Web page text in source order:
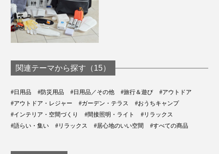
関連テーマから探す（15）
#日用品 #防災用品 #日用品／その他 #旅行＆遊び
#アウトドア
#アウトドア・レジャー
#ガーデン・テラス
#おうちキャンプ
#インテリア・空間づくり
#間接照明・ライト
#リラックス
#語らい・集い
#リラックス #居心地のいい空間 #すべての商品